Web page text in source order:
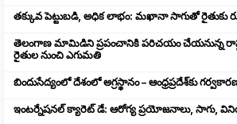
తక్కువ పెట్టుబడి, అధిక లాభం: మఖానా సాగుతో రైతుకు
తెలంగాణ మామిడిని ప్రపంచానికి పరిచయం చేయనున్న
రైతుల నుంచి ఎగుమతి
బిందుసేద్యంలో దేశంలో అగ్రస్థానం – ఆంధ్రప్రదేశ్‌కు
ఇంటర్నేషనల్ క్యారెట్ డే: ఆరోగ్య ప్రయోజనాలు, సాగు,